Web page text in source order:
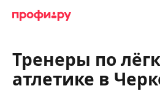
Тренеры по
атлетике в